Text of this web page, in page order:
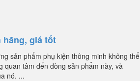
hãng, giá tốt
sản phẩm phụ kiện thông minh không thể
quan tâm đến dòng sản phẩm này, và
nó. ...